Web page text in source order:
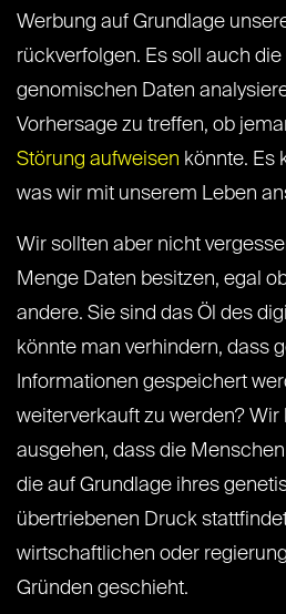
Werbung auf Grundlage
rückverfolgen. Es soll auch
genomischen Daten
Vorhersage zu treffen, ob
Störung aufweisen könnte. Es
was wir mit unserem Leben
Wir sollten aber nicht
Menge Daten besitzen, egal
andere. Sie sind das Öl des
könnte man verhindern, dass
Informationen gespeichert
weiterverkauft zu werden?
ausgehen, dass die
die auf Grundlage ihres
übertriebenen Druck
wirtschaftlichen oder
Gründen geschieht.